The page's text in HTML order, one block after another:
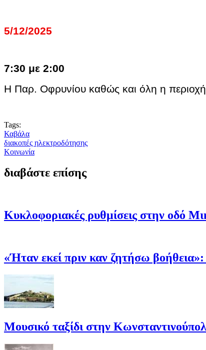
5/12/2025
7:30 με 2:00
Η Παρ. Οφρυνίου καθώς και όλη η
Tags:
Καβάλα
διακοπές ηλεκτροδότησης
Κοινωνία
διαβάστε επίσης
Κυκλοφοριακές ρυθμίσεις στην οδό
«Ήταν εκεί πριν καν ζητήσω
Μουσικό ταξίδι στην